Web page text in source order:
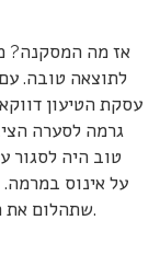
אז מה המסקנה?
לתוצאה טובה.
עסקת הטיעון
גרמה לסערה
טוב היה לסגור
על אינוס במרמה.
שתהלום את המאה ה-21 ולא תוכל לשמש לטעויות כמו זו.